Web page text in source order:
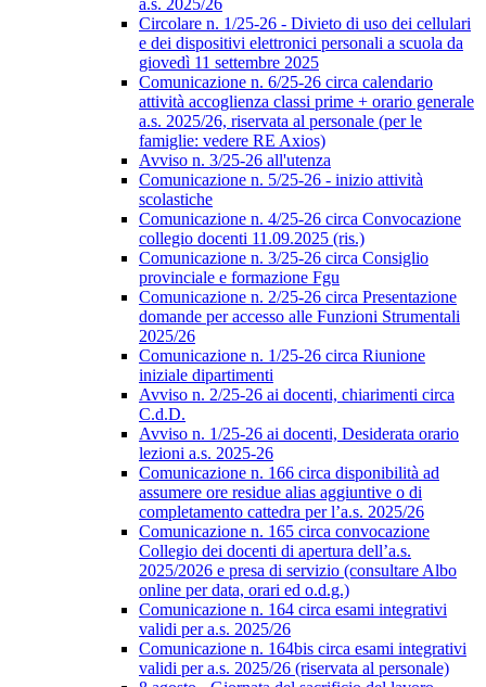
a.s. 2025/26
Circolare n. 1/25-26 - Divieto di uso dei cellulari
e dei dispositivi elettronici personali a scuola da
giovedì 11 settembre 2025
Comunicazione n. 6/25-26 circa calendario
attività accoglienza classi prime + orario generale
a.s. 2025/26, riservata al personale (per le
famiglie: vedere RE Axios)
Avviso n. 3/25-26 all'utenza
Comunicazione n. 5/25-26 - inizio attività
scolastiche
Comunicazione n. 4/25-26 circa Convocazione
collegio docenti 11.09.2025 (ris.)
Comunicazione n. 3/25-26 circa Consiglio
provinciale e formazione Fgu
Comunicazione n. 2/25-26 circa Presentazione
domande per accesso alle Funzioni Strumentali
2025/26
Comunicazione n. 1/25-26 circa Riunione
iniziale dipartimenti
Avviso n. 2/25-26 ai docenti, chiarimenti circa
C.d.D.
Avviso n. 1/25-26 ai docenti, Desiderata orario
lezioni a.s. 2025-26
Comunicazione n. 166 circa disponibilità ad
assumere ore residue alias aggiuntive o di
completamento cattedra per l’a.s. 2025/26
Comunicazione n. 165 circa convocazione
Collegio dei docenti di apertura dell’a.s.
2025/2026 e presa di servizio (consultare Albo
online per data, orari ed o.d.g.)
Comunicazione n. 164 circa esami integrativi
validi per a.s. 2025/26
Comunicazione n. 164bis circa esami integrativi
validi per a.s. 2025/26 (riservata al personale)